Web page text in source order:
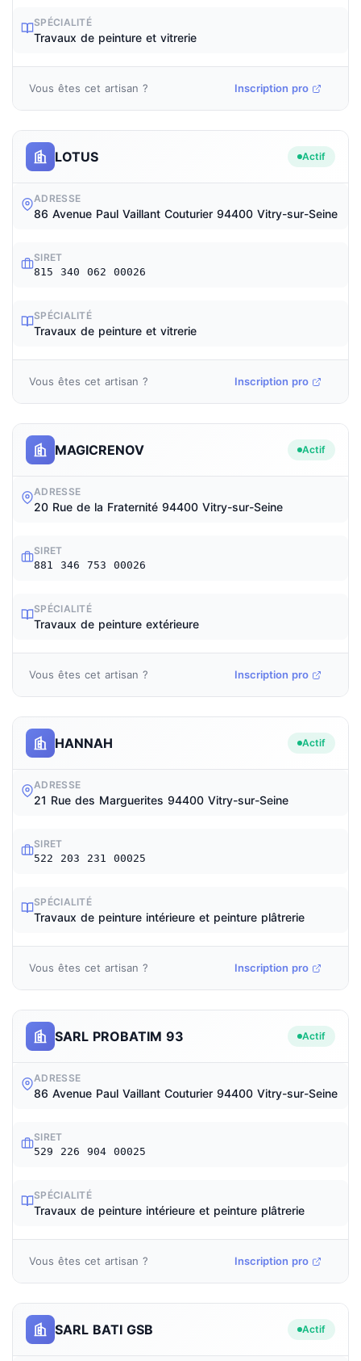
SPÉCIALITÉ
Travaux de peinture et vitrerie
Vous êtes cet artisan ? Inscription pro
LOTUS Actif
ADRESSE
86 Avenue Paul Vaillant Couturier 94400 Vitry-sur-Seine
SIRET
815 340 062 00026
SPÉCIALITÉ
Travaux de peinture et vitrerie
Vous êtes cet artisan ? Inscription pro
MAGICRENOV Actif
ADRESSE
20 Rue de la Fraternité 94400 Vitry-sur-Seine
SIRET
881 346 753 00026
SPÉCIALITÉ
Travaux de peinture extérieure
Vous êtes cet artisan ? Inscription pro
HANNAH Actif
ADRESSE
21 Rue des Marguerites 94400 Vitry-sur-Seine
SIRET
522 203 231 00025
SPÉCIALITÉ
Travaux de peinture intérieure et peinture plâtrerie
Vous êtes cet artisan ? Inscription pro
SARL PROBATIM 93 Actif
ADRESSE
86 Avenue Paul Vaillant Couturier 94400 Vitry-sur-Seine
SIRET
529 226 904 00025
SPÉCIALITÉ
Travaux de peinture intérieure et peinture plâtrerie
Vous êtes cet artisan ? Inscription pro
SARL BATI GSB Actif